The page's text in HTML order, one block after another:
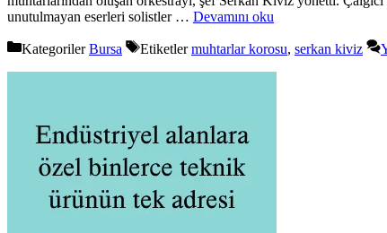
unutulmayan eserleri solistler … Devamını oku
KategorilerBursa Etiketlermuhtarlar korosu, serkan kiviz